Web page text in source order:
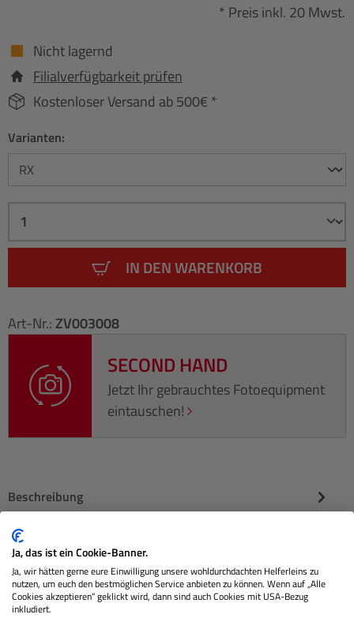
* Preis inkl. 20 Mwst.
Nicht lagernd
Filialverfügbarkeit prüfen
Kostenloser Versand ab 500€ *
Varianten:
IN DEN WARENKORB
Art-Nr.: ZV003008
SECOND HAND
Jetzt Ihr gebrauchtes Fotoequipment
eintauschen!
Beschreibung
Der Hollyland Pyro Ultra RX ist ein leistungsstarker
Videoempfänger, der für professionelle drahtlose
Bildübertragungen in a…Mehr
Herstellerinformationen
Ja, das ist ein Cookie-Banner.
Ja, wir hätten gerne eure Einwilligung unsere wohldurchdachten Helferleins zu
nutzen, um euch den bestmöglichen Service anbieten zu können. Wenn auf „Alle
Cookies akzeptieren“ geklickt wird, dann sind auch Cookies mit USA-Bezug
inkludiert.